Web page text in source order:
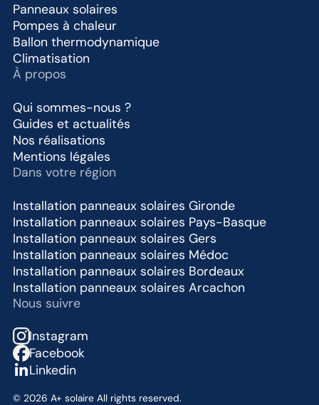
Panneaux solaires
Pompes à chaleur
Ballon thermodynamique
Climatisation
À propos
Qui sommes-nous ?
Guides et actualités
Nos réalisations
Mentions légales
Dans votre région
Installation panneaux solaires Gironde
Installation panneaux solaires Pays-Basque
Installation panneaux solaires Gers
Installation panneaux solaires Médoc
Installation panneaux solaires Bordeaux
Installation panneaux solaires Arcachon
Nous suivre
Instagram
Facebook
Linkedin
© 2026 A+ solaire All rights reserved.